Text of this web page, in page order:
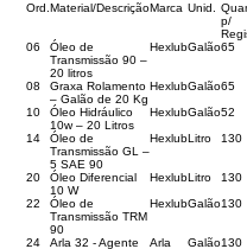
Ord. Material/DescriçãoMarca Unid.
p/
06
Óleo de
Transmissão 90 –
20 litros
HexlubGalão65
08
Graxa Rolamento
– Galão de 20 Kg
HexlubGalão65
10
Óleo Hidráulico
10w – 20 Litros
HexlubGalão52
14
Óleo de
Transmissão GL –
5 SAE 90
HexlubLitro 130
20
Óleo Diferencial
10 W
HexlubLitro 130
22
Óleo de
Transmissão TRM
90
HexlubGalão130
24
Arla 32 - Agente
Arla
Galão130